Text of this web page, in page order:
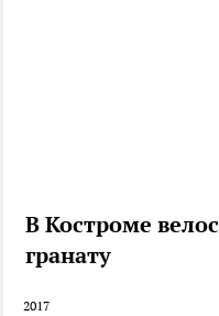
В Костроме
гранату
2017